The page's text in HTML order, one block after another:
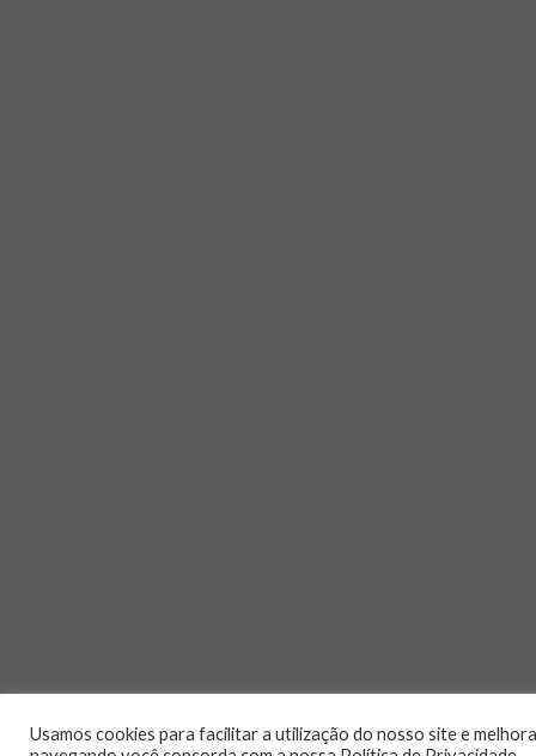
Usamos cookies para facilitar a utilização do nosso site e